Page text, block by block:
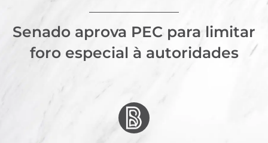
Senado aprova PEC para limitar
foro especial à autoridades